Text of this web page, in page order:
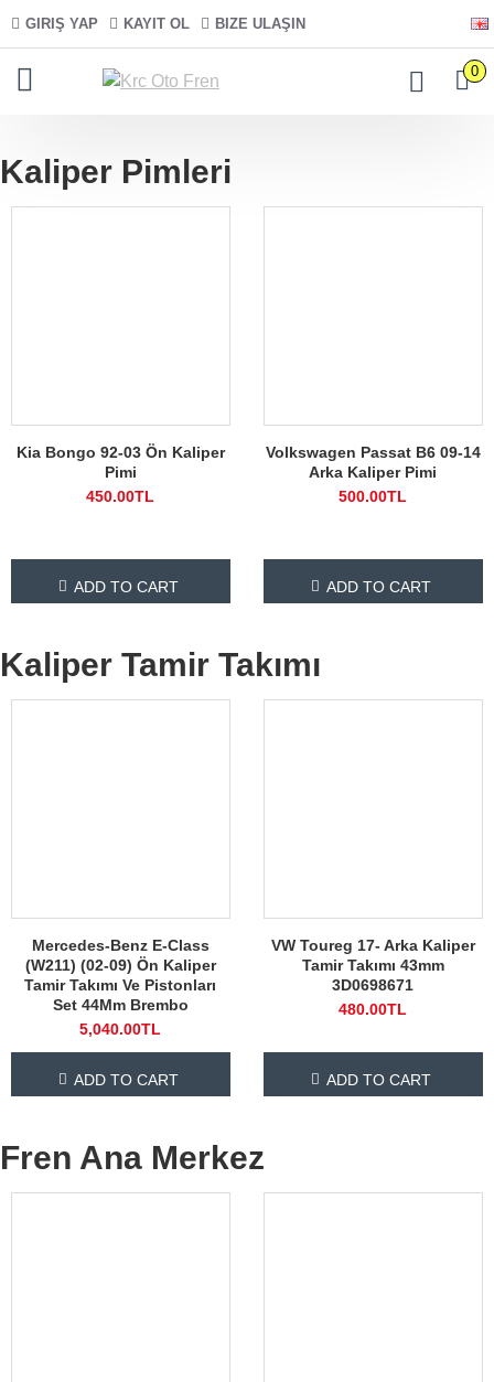
GIRIŞ YAP KAYIT OL BIZE ULAŞIN
0
Kaliper Pimleri
Kia Bongo 92-03 Ön Kaliper
Pimi
450.00TL
ADD TO CART
Volkswagen Passat B6 09-14
Arka Kaliper Pimi
500.00TL
ADD TO CART
Kaliper Tamir Takımı
Mercedes-Benz E-Class
(W211) (02-09) Ön Kaliper
Tamir Takımı Ve Pistonları
Set 44Mm Brembo
5,040.00TL
ADD TO CART
VW Toureg 17- Arka Kaliper
Tamir Takımı 43mm
3D0698671
480.00TL
ADD TO CART
Fren Ana Merkez